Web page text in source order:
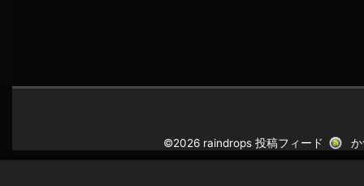
©2026 raindrops投稿フィード